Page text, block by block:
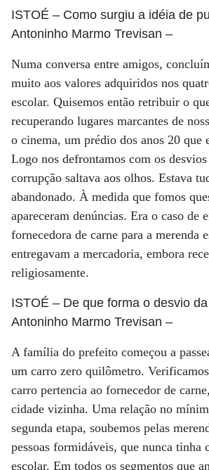
ISTOÉ – Como surgiu a idéia de
Antoninho Marmo Trevisan –
Numa conversa entre amigos,
muito aos valores adquiridos nos
escolar. Quisemos então retribuir o
recuperando lugares marcantes de
o cinema, um prédio dos anos 20 que
Logo nos defrontamos com os
corrupção saltava aos olhos. Estava
abandonado. À medida que fomos
apareceram denúncias. Era o caso de
fornecedora de carne para a merenda
entregavam a mercadoria, embora
religiosamente.
ISTOÉ – De que forma o desvio
Antoninho Marmo Trevisan –
A família do prefeito começou a
um carro zero quilômetro.
carro pertencia ao fornecedor de
cidade vizinha. Uma relação no
segunda etapa, soubemos pelas
pessoas formidáveis, que nunca tinha
escolar. Em todos os segmentos que